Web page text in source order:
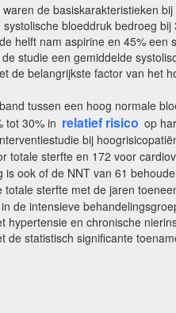
de basiskarakteristieken
bloeddruk bedroeg
helft nam aspirine en 45% een
studie een gemiddelde
de belangrijkste factor van het
tussen een hoog normale
tot 30% in relatief risico op
bij
totale sterfte en 172 voor
ook of de NNT van 61
sterfte met de jaren
de intensieve
en chronische
statistisch significante